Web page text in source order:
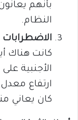
بأنهم
النظام.
الاضطرابات
كانت هناك
الأجنبية
ارتفاع معدل
كان يعاني